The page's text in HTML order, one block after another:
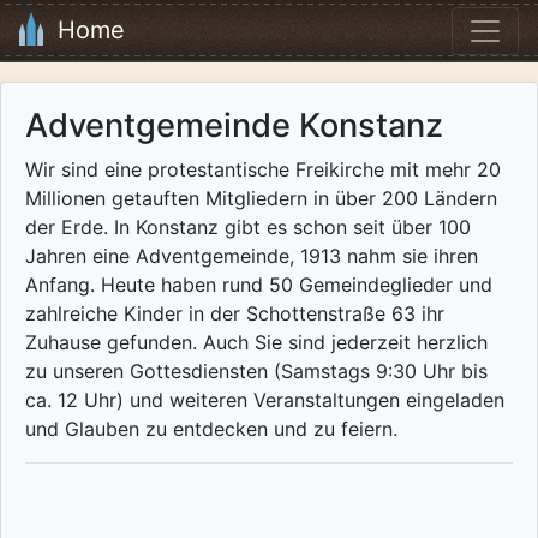
Home
Adventgemeinde Konstanz
Wir sind eine protestantische Freikirche mit mehr 20
Millionen getauften Mitgliedern in über 200 Ländern
der Erde. In Konstanz gibt es schon seit über 100
Jahren eine Adventgemeinde, 1913 nahm sie ihren
Anfang. Heute haben rund 50 Gemeindeglieder und
zahlreiche Kinder in der Schottenstraße 63 ihr
Zuhause gefunden. Auch Sie sind jederzeit herzlich
zu unseren Gottesdiensten (Samstags 9:30 Uhr bis
ca. 12 Uhr) und weiteren Veranstaltungen eingeladen
und Glauben zu entdecken und zu feiern.